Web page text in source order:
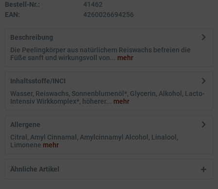
Bestell-Nr.:
41462
EAN:
4260026694256
Beschreibung
Die Peelingkörper aus natürlichem Reiswachs befreien die
Füße sanft und wirkungsvoll von... mehr
Inhaltsstoffe/INCI
Wasser, Reiswachs, Sonnenblumenöl*, Glycerin, Alkohol, Lacto-
Intensiv Wirkkomplex*, höherer... mehr
Allergene
Citral, Amyl Cinnamal, Amylcinnamyl Alcohol, Linalool,
Limonene mehr
Ähnliche Artikel